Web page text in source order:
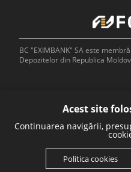
BC "EXIMBANK" SA este
Depozitelor din Republica
Bank of
Developed
Acest site
Continuarea navigării,
Politica cookies